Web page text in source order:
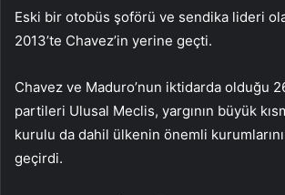
Eski bir otobüs şoförü ve sendika lideri
2013’te Chavez’in yerine geçti.
Chavez ve Maduro’nun iktidarda olduğu
partileri Ulusal Meclis, yargının büyük
kurulu da dahil ülkenin önemli
geçirdi.